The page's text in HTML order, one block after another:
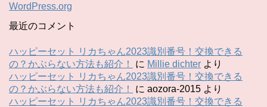
WordPress.org
最近のコメント
ハッピーセット リカちゃん2023識別番号！交換できる
の？かぶらない方法も紹介！
に Millie dichter より
ハッピーセット リカちゃん2023識別番号！交換できる
の？かぶらない方法も紹介！
に aozora-2015 より
ハッピーセット リカちゃん2023識別番号！交換できる